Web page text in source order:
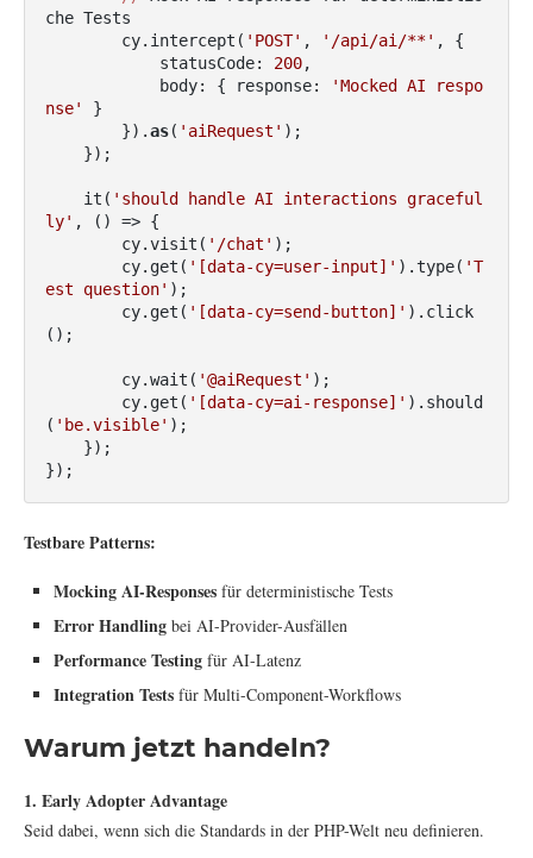
che Tests
        cy.intercept(
'POST' , '/api/ai/**' , {
            statusCode:
200,
            body: { response:
'Mocked AI respo
nse'
}
        }).
as( 'aiRequest' );
    it(
'should handle AI interactions graceful
ly' , () => {
        cy.visit(
'/chat' );
        cy.get(
'[data-cy=user-input]' ).type( 'T
est question' );
        cy.get(
'[data-cy=send-button]' ).click
();
        cy.wait(
'@aiRequest' );
        cy.get(
'[data-cy=ai-response]' ).should
( 'be.visible' );
});
Testbare Patterns:
Mocking AI-Responses für deterministische Tests
Error Handling bei AI-Provider-Ausfällen
Performance Testing für AI-Latenz
Integration Tests für Multi-Component-Workflows
Warum jetzt handeln?
1. Early Adopter Advantage
Seid dabei, wenn sich die Standards in der PHP-Welt neu definieren.